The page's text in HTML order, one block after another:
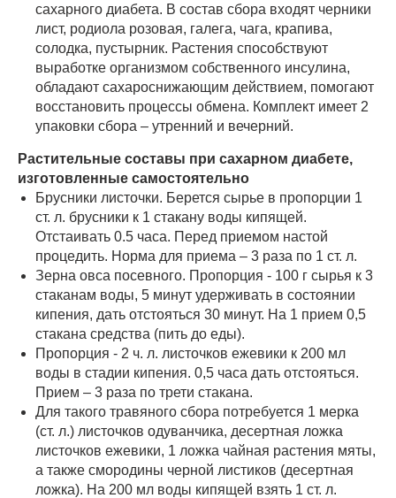
сахарного диабета. В состав сбора входят черники
лист, родиола розовая, галега, чага, крапива,
солодка, пустырник. Растения способствуют
выработке организмом собственного инсулина,
обладают сахароснижающим действием, помогают
восстановить процессы обмена. Комплект имеет 2
упаковки сбора – утренний и вечерний.
Растительные составы при сахарном диабете,
изготовленные самостоятельно
Брусники листочки. Берется сырье в пропорции 1
ст. л. брусники к 1 стакану воды кипящей.
Отстаивать 0.5 часа. Перед приемом настой
процедить. Норма для приема – 3 раза по 1 ст. л.
Зерна овса посевного. Пропорция - 100 г сырья к 3
стаканам воды, 5 минут удерживать в состоянии
кипения, дать отстояться 30 минут. На 1 прием 0,5
стакана средства (пить до еды).
Пропорция - 2 ч. л. листочков ежевики к 200 мл
воды в стадии кипения. 0,5 часа дать отстояться.
Прием – 3 раза по трети стакана.
Для такого травяного сбора потребуется 1 мерка
(ст. л.) листочков одуванчика, десертная ложка
листочков ежевики, 1 ложка чайная растения мяты,
а также смородины черной листиков (десертная
ложка). На 200 мл воды кипящей взять 1 ст. л.